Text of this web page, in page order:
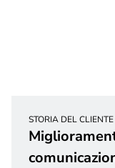
STORIA DEL CLIENTE